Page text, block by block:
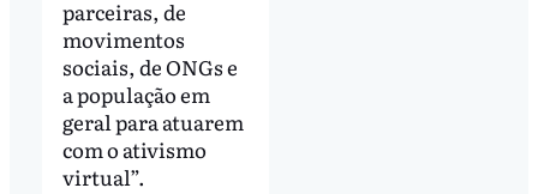
parceiras, de
movimentos
sociais, de ONGs e
a população em
geral para atuarem
com o ativismo
virtual”.